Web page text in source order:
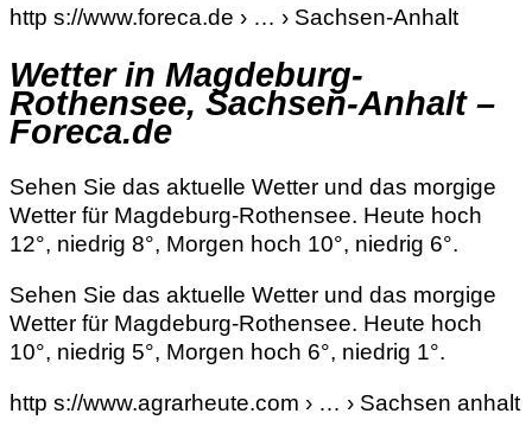
http s://www.foreca.de › … › Sachsen-Anhalt
Wetter in Magdeburg-
Rothensee, Sachsen-Anhalt –
Foreca.de
Sehen Sie das aktuelle Wetter und das morgige
Wetter für Magdeburg-Rothensee. Heute hoch
12°, niedrig 8°, Morgen hoch 10°, niedrig 6°.
Sehen Sie das aktuelle Wetter und das morgige
Wetter für Magdeburg-Rothensee. Heute hoch
10°, niedrig 5°, Morgen hoch 6°, niedrig 1°.
http s://www.agrarheute.com › … › Sachsen anhalt